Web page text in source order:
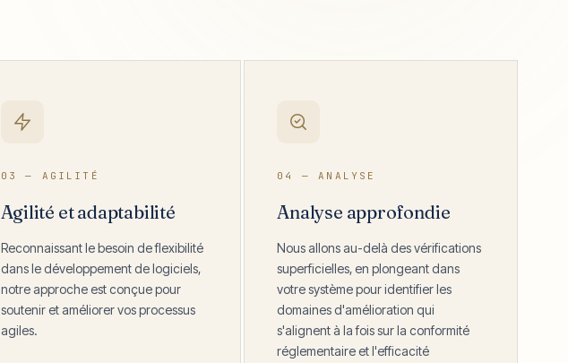
03 — AGILITÉ
Agilité et adaptabilité
Reconnaissant le besoin de flexibilité
dans le développement de logiciels,
notre approche est conçue pour
soutenir et améliorer vos processus
agiles.
04 — ANALYSE
Analyse approfondie
Nous allons au-delà des vérifications
superficielles, en plongeant dans
votre système pour identifier les
domaines d'amélioration qui
s'alignent à la fois sur la conformité
réglementaire et l'efficacité